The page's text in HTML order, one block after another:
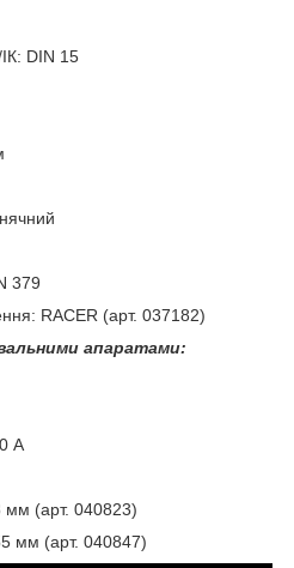
DIN 15
379
RACER (арт. 037182)
апаратами:
А
мм (арт. 040823)
мм (арт. 040847)